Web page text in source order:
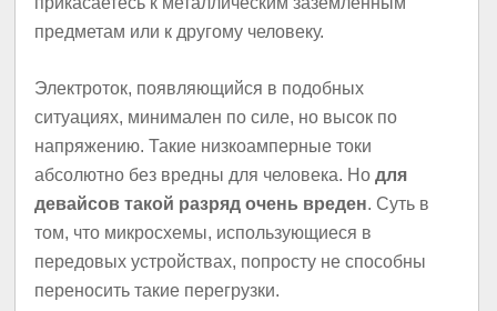
предметам или к другому человеку.
Электроток, появляющийся в подобных
ситуациях, минимален по силе, но высок по
напряжению. Такие низкоамперные токи
абсолютно без вредны для человека. Нодля
девайсов такой разряд очень вреден. Суть в
том, что микросхемы, использующиеся в
передовых устройствах, попросту не способны
переносить такие перегрузки.